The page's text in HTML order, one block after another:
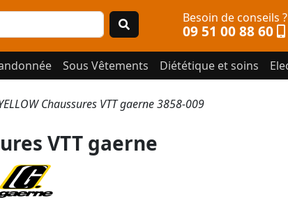
Besoin de conseils ?
09 51 00 88 60
Sous Vêtements Diététique et soins
YELLOW Chaussures VTT gaerne 3858-009
VTT gaerne